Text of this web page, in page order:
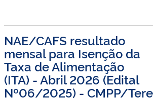
NAE/CAFS resultado
mensal para Isenção da
Taxa de Alimentação
(ITA) - Abril 2026 (Edital
Nº06/2025) - CMPP/